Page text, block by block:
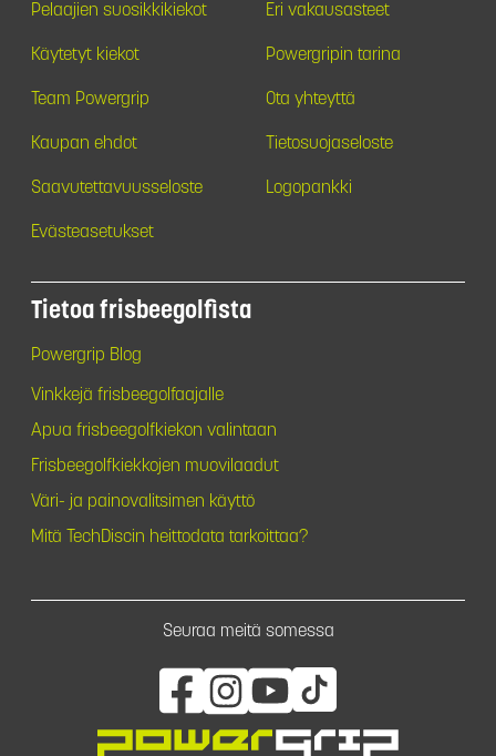
Pelaajien suosikkikiekot Eri vakausasteet
Käytetyt kiekot Powergripin tarina
Team Powergrip Ota yhteyttä
Kaupan ehdot Tietosuojaseloste
Saavutettavuusseloste Logopankki
Evästeasetukset
Tietoa frisbeegolfista
Powergrip Blog
Vinkkejä frisbeegolfaajalle
Apua frisbeegolfkiekon valintaan
Frisbeegolfkiekkojen muovilaadut
Väri- ja painovalitsimen käyttö
Mitä TechDiscin heittodata tarkoittaa?
Seuraa meitä somessa